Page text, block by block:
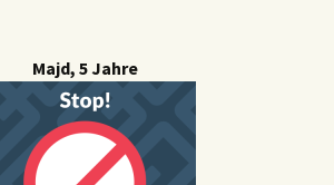
Majd, 5 Jahre